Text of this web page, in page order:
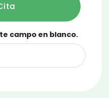
campo en blanco.